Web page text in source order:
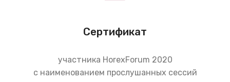
Сертификат
участника HorexForum 2020
с наименованием прослушанных сессий